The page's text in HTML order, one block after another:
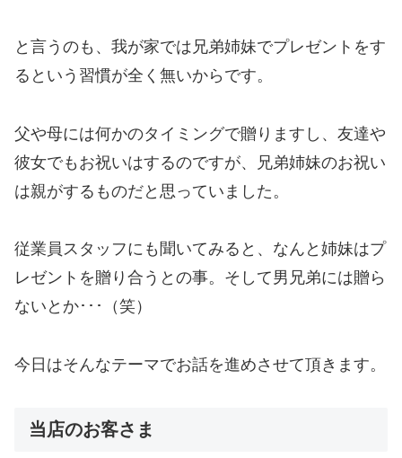
と言うのも、我が家では兄弟姉妹でプレゼントをす
るという習慣が全く無いからです。
父や母には何かのタイミングで贈りますし、友達や
彼女でもお祝いはするのですが、兄弟姉妹のお祝い
は親がするものだと思っていました。
従業員スタッフにも聞いてみると、なんと姉妹はプ
レゼントを贈り合うとの事。そして男兄弟には贈ら
ないとか･･･（笑）
今日はそんなテーマでお話を進めさせて頂きます。
当店のお客さま